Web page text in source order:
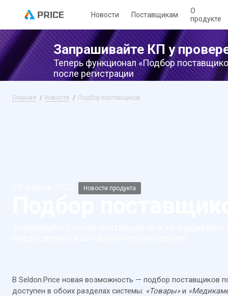
Новости Поставщикам
О
продукте
Запрашивайте КП у
Теперь функционал «Подбор
после регистрации
Главная Новости Подбор поставщиков
Новости продукта
В Seldon.Price новая возможность — подбор поставщиков
доступен в обоих разделах системы: «Товары»и